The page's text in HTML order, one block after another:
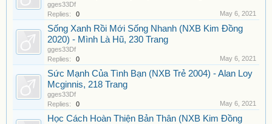
gges33Df
Replies:
0 May 6, 2021
Sống Xanh Rồi Mới Sống Nhanh (NXB Kim Đồng
2020) - Mình Là Hũ, 230 Trang
gges33Df
Replies:
0 May 6, 2021
Sức Mạnh Của Tình Bạn (NXB Trẻ 2004) - Alan Loy
Mcginnis, 218 Trang
gges33Df
Replies:
0 May 6, 2021
Học Cách Hoàn Thiện Bản Thân (NXB Kim Đồng